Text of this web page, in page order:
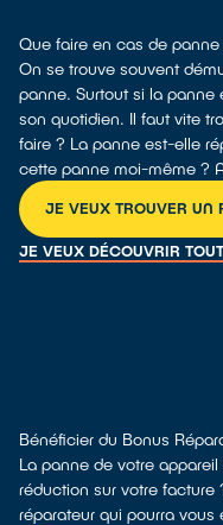
Que faire en cas de
On se trouve souvent
panne. Surtout si la
son quotidien. Il faut vite
faire ? La panne est-elle
cette panne moi-même ?
JE VEUX TROUVER UN
JE VEUX DÉCOUVRIR
Bénéficier du Bonus
La panne de votre
réduction sur votre facture
réparateur qui pourra vous